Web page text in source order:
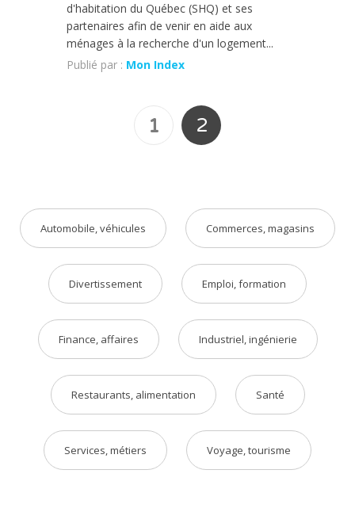
d'habitation du Québec (SHQ) et ses
partenaires afin de venir en aide aux
ménages à la recherche d'un logement...
Publié par : Mon Index
1 2
Automobile, véhicules Commerces, magasins
Divertissement Emploi, formation
Finance, affaires Industriel, ingénierie
Restaurants, alimentation Santé
Services, métiers Voyage, tourisme